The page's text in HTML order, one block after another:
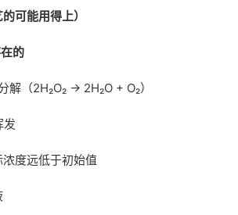
可能用得上）
的
解（2H₂O₂ → 2H₂O + O₂）
发
度远低于初始值